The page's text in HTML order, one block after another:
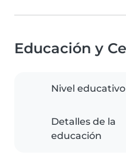
Educación y
Nivel educativo
Detalles de la
educación